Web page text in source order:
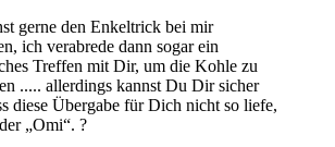
gerne den Enkeltrick bei mir
ich verabrede dann sogar ein
Treffen mit Dir, um die Kohle zu
..... allerdings kannst Du Dir sicher
diese Übergabe für Dich nicht so liefe,
„Omi“. ?